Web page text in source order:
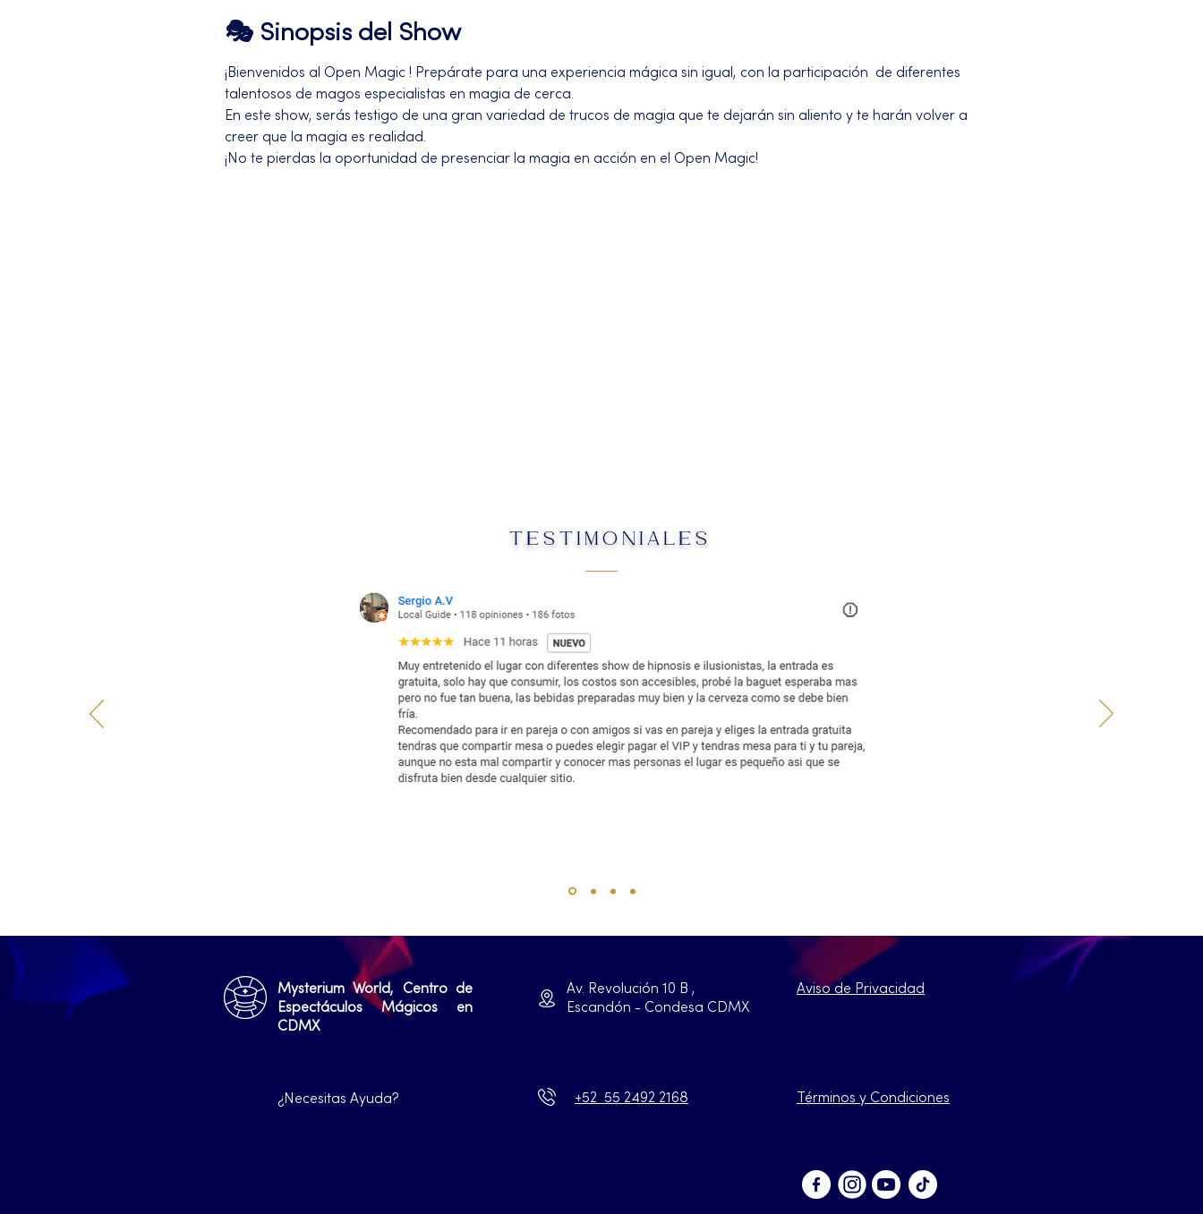
🎭 Sinopsis del Show
¡Bienvenidos al Open Magic ! Prepárate para una experiencia mágica sin igual, con la participación  de diferentes
talentosos de magos especialistas en magia de cerca.
En este show, serás testigo de una gran variedad de trucos de magia que te dejarán sin aliento y te harán volver a
creer que la magia es realidad.
¡No te pierdas la oportunidad de presenciar la magia en acción en el Open Magic!
TESTIMONIALES
Mysterium World, Centro de
Espectáculos Mágicos en
CDMX
Av. Revolución 10 B ,
Escandón - Condesa CDMX
Aviso de Privacidad
¿Necesitas Ayuda? +52 55 2492 2168 Términos y Condiciones